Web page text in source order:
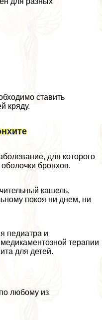
ставить
кряду.
для которого
бронхов.
кашель,
покоя ни днем, ни
педиатра и
терапии
для детей.
любому из